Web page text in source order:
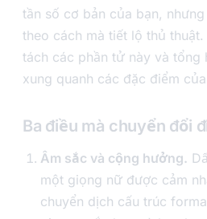
tần số cơ bản của bạn,
theo cách mà tiết lộ thủ
tách các phần tử này và tổng
xung quanh các đặc điểm
Ba điều mà chuyển đổi
Âm sắc và cộng hưởng.
một giọng nữ được cảm
chuyển dịch cấu trúc